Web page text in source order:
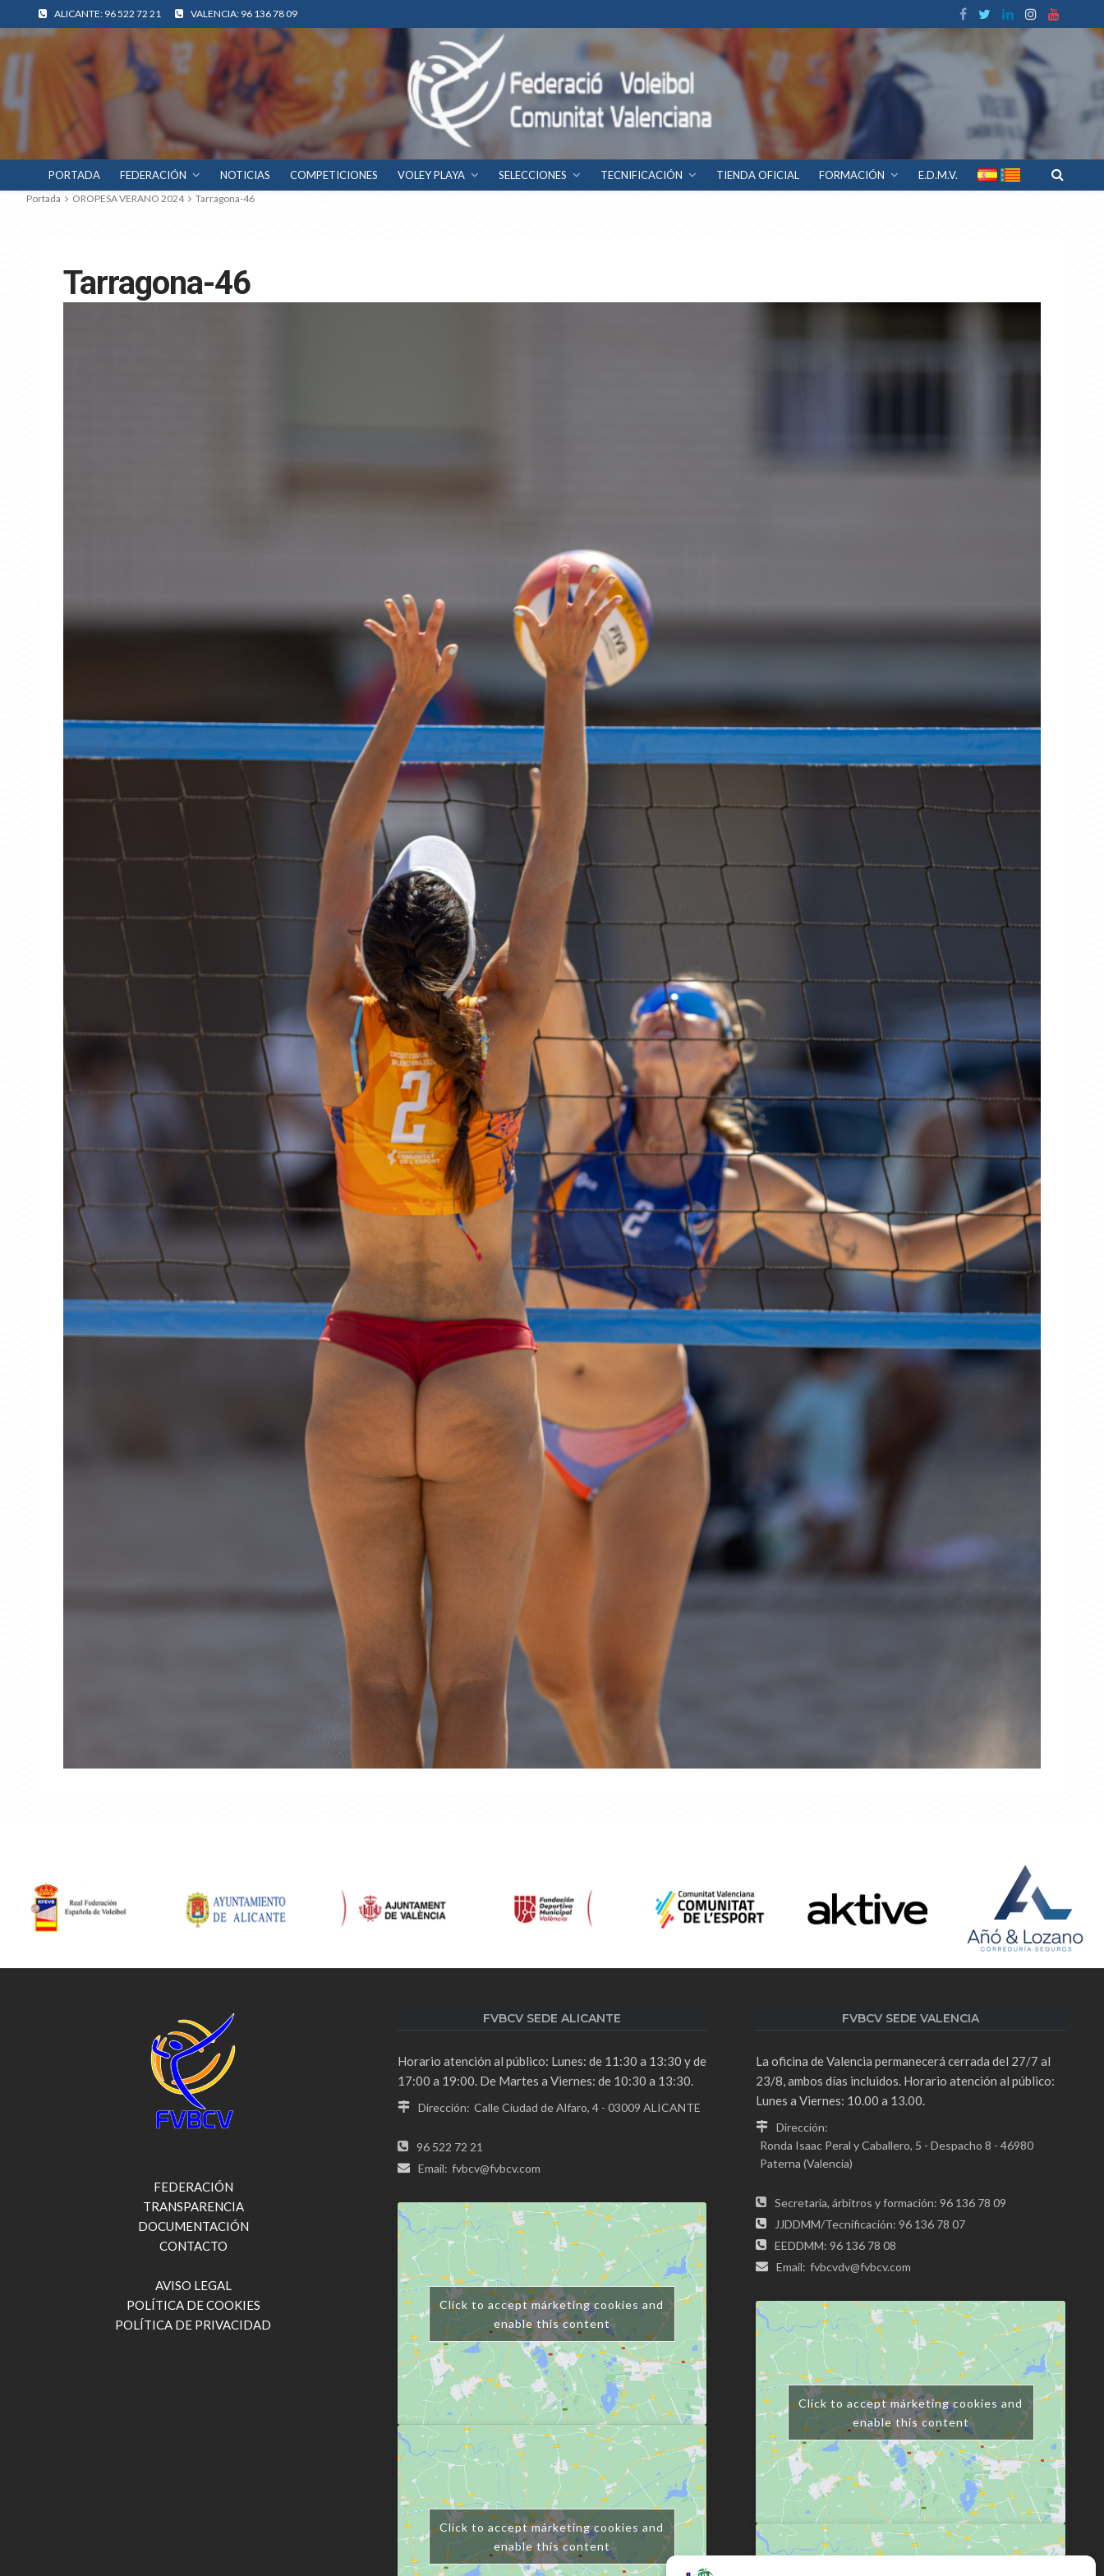
ALICANTE: 96 522 72 21 VALENCIA: 96 136 78 09
PORTADA FEDERACIÓN NOTICIAS COMPETICIONES VOLEY PLAYA SELECCIONES TECNIFICACIÓN TIENDA OFICIAL FORMACIÓN E.D.M.V.
Portada OROPESA VERANO 2024 Tarragona-46
Tarragona-46
FEDERACIÓN
TRANSPARENCIA
DOCUMENTACIÓN
CONTACTO
AVISO LEGAL
POLÍTICA DE COOKIES
POLÍTICA DE PRIVACIDAD
FVBCV SEDE ALICANTE
Horario atención al público: Lunes: de 11:30 a 13:30 y de
17:00 a 19:00. De Martes a Viernes: de 10:30 a 13:30.
Dirección: Calle Ciudad de Alfaro, 4 - 03009 ALICANTE
96 522 72 21
Email: fvbcv@fvbcv.com
Click to accept márketing cookies and
enable this content
Click to accept márketing cookies and
enable this content
FVBCV SEDE VALENCIA
La oficina de Valencia permanecerá cerrada del 27/7 al
23/8, ambos días incluidos. Horario atención al público:
Lunes a Viernes: 10.00 a 13.00.
Dirección:
Ronda Isaac Peral y Caballero, 5 - Despacho 8 - 46980
Paterna (Valencia)
Secretaria, árbitros y formación: 96 136 78 09
JJDDMM/Tecnificación: 96 136 78 07
EEDDMM: 96 136 78 08
Email: fvbcvdv@fvbcv.com
Click to accept márketing cookies and
enable this content